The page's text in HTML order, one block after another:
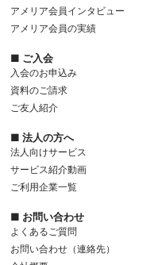
アメリア会員インタビュー
アメリア会員の実績
■ ご入会
入会のお申込み
資料のご請求
ご友人紹介
■ 法人の方へ
法人向けサービス
サービス紹介動画
ご利用企業一覧
■ お問い合わせ
よくあるご質問
お問い合わせ（連絡先）